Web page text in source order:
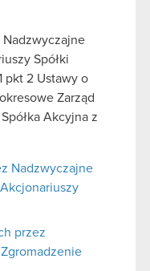
Nadzwyczajne
Spółki
pkt 2 Ustawy o
Zarząd
Akcyjna z
Nadzwyczajne
przez